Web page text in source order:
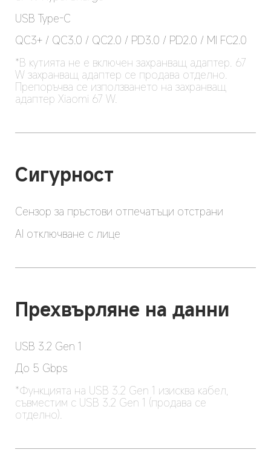
USB Type-C
QC3+ / QC3.0 / QC2.0 / PD3.0 / PD2.0 / MI FC2.0
*В кутията не е включен захранващ адаптер. 67
W захранващ адаптер се продава отделно.
Препоръчва се използването на захранващ
адаптер Xiaomi 67 W.
Сигурност
Сензор за пръстови отпечатъци отстрани
AI отключване с лице
Прехвърляне на данни
USB 3.2 Gen 1
До 5 Gbps
*Функцията на USB 3.2 Gen 1 изисква кабел,
съвместим с USB 3.2 Gen 1 (продава се
отделно).